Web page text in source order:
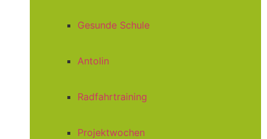
Gesunde Schule
Antolin
Radfahrtraining
Projektwochen